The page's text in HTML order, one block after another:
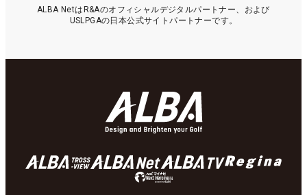
ALBA NetはR&Aのオフィシャルデジタルパートナー、および
USLPGAの日本公式サイトパートナーです。